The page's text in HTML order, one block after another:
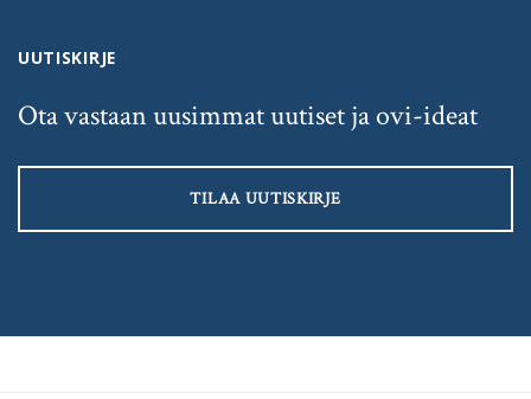
UUTISKIRJE
Ota vastaan uusimmat uutiset ja ovi-ideat
TILAA UUTISKIRJE